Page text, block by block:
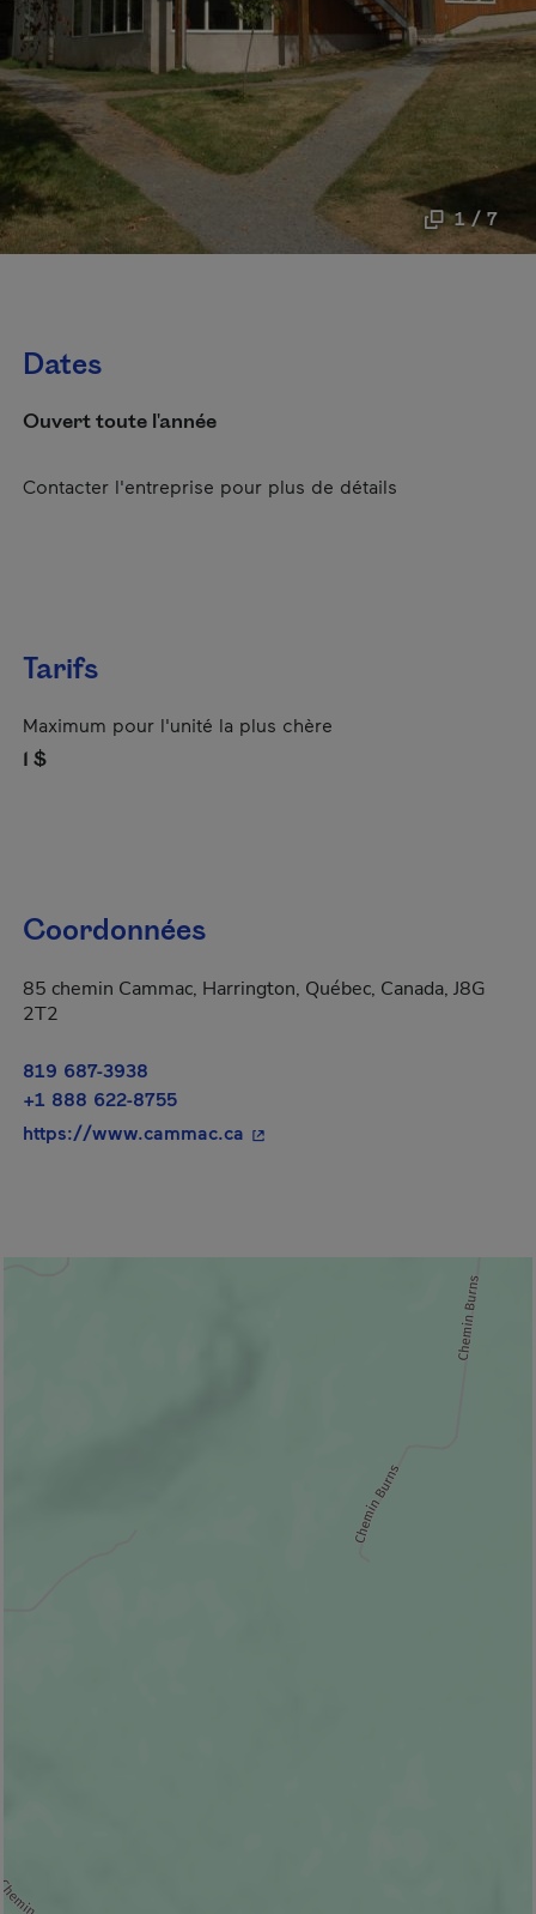
1 / 7
Dates
Ouvert toute l'année
Contacter l'entreprise pour plus de détails
Tarifs
Maximum pour l'unité la plus chère
1 $
Coordonnées
85 chemin Cammac, Harrington, Québec, Canada, J8G
2T2
819 687-3938
+1 888 622-8755
https://www.cammac.ca - Cet hyperlien s'ouvrira dans